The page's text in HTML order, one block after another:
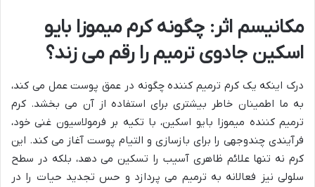
مکانیسم اثر: چگونه کرم میموزا بایو
اسکین جادوی ترمیم را رقم می زند؟
درک اینکه یک کرم ترمیم کننده چگونه در عمق پوست عمل می کند،
به ما اطمینان خاطر بیشتری برای استفاده از آن می بخشد. کرم
ترمیم کننده میموزا بایو اسکین، با تکیه بر فرمولاسیون غنی خود،
فرآیندی چندوجهی را برای بازسازی و التیام پوست آغاز می کند. این
کرم نه تنها علائم ظاهری آسیب را تسکین می دهد، بلکه در سطح
سلولی نیز فعالانه به ترمیم می پردازد و حس تجدید حیات را در